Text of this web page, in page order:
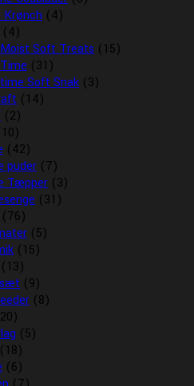
Krønch (4)
(4)
Soft Treats (15)
(31)
Soft Snak (3)
(14)
(2)
(42)
puder (7)
Tæpper (3)
(31)
(76)
(5)
(15)
(13)
(9)
(8)
(5)
(18)
(6)